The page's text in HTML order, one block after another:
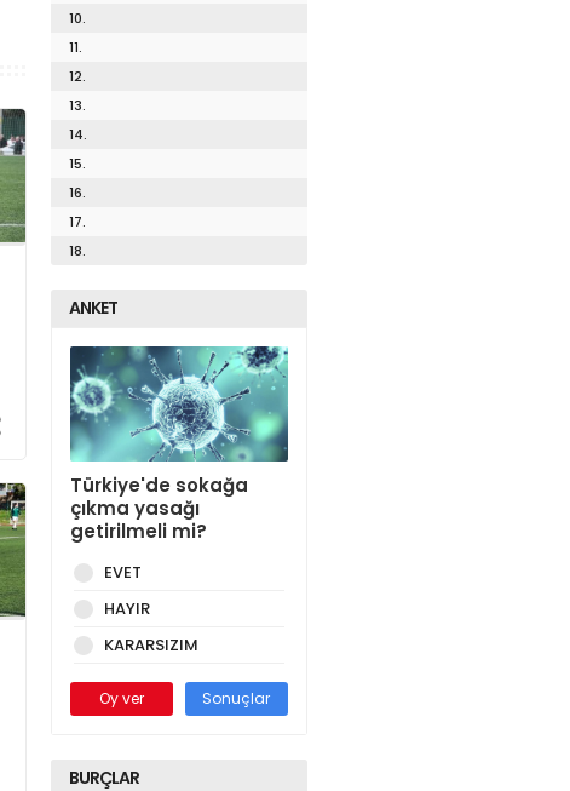
10.
11.
12.
13.
14.
15.
16.
17.
18.
ANKET
Türkiye'de sokağa
çıkma yasağı
getirilmeli mi?
EVET
HAYIR
KARARSIZIM
Oy ver Sonuçlar
BURÇLAR